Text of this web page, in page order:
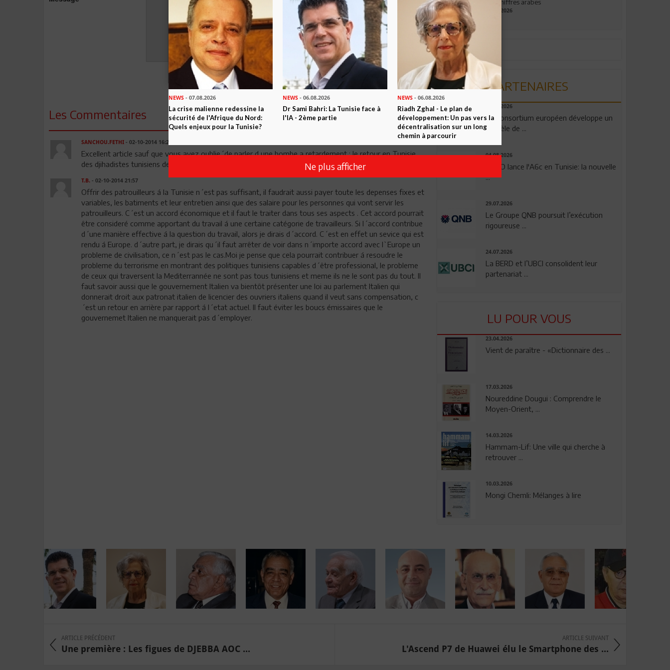
Envoyer
Les Commentaires
SANCHOU.FETHI- 02-10-2014 16:28
Excellent article sauf que vous avez oublie´de parler d une bombe a retardement : le retour en Tunisie
des djihadistes tunisiens de Lybie, de l Irak et de la Syrie.
T.B.- 02-10-2014 21:57
Offrir des patrouilleurs á la Tunisie n´est pas suffisant, il faudrait aussi payer toute les depenses fixes et
variables, les batiments et leur entretien ainsi que des salaire pour les personnes qui vont servir les
patrouilleurs. C´est un accord économique et il faut le traiter dans tous ses aspects . Cet accord pourrait
être consideré comme apportant du travail á une certaine catégorie de travailleurs. Si l´accord contribue
d´une manière effective á la question du travail, alors je dirais d´accord. C´est en effet un sevice qui est
rendu á Europe. d´autre part, je dirais qu´il faut arrêter de voir dans n´importe accord avec l`Europe un
probleme de civilisation, ce n´est pas le cas.Moi je pense que cela pourrait contribuer á resoudre le
probleme du terrorisme en montrant des politiques tunisiens capables d´être professional, le probleme
de ceux qui traversent la Mediterrannée ne sont pas tous tunisiens et meme ils ne le sont pas du tout. Il
faut savoir aussi que le gouvernement Italien va bientôt présenter une loi au parlement Italien qui
donnerait droit aux patronat italien de licencier des ouvriers italiens quand il veut sans compensation, c
´est un retour en arrière par rapport á l´etat actuel. Il faut éviter les boucs émissaires que le
gouvernemet Italien ne manquerait pas d´employer.
aux chiffres arabes
09.07.2026
PARTENAIRES
06.08.2026
Un consortium européen développe un
modèle de ...
04.08.2026
OPPO lance l'A6c en Tunisie: la nouvelle
...
29.07.2026
Le Groupe QNB poursuit l’exécution
rigoureuse ...
24.07.2026
La BERD et l’UBCI consolident leur
partenariat ...
LU POUR VOUS
23.04.2026
Vient de paraître - «Dictionnaire des ...
17.03.2026
Noureddine Dougui : Comprendre le
Moyen-Orient, ...
14.03.2026
Hammam-Lif: Une ville qui cherche à
retrouver ...
10.03.2026
Mongi Chemli: Mélanges à lire
ARTICLE PRÉCÉDENT
Une première : Les figues de DJEBBA AOC ...
ARTICLE SUIVANT
L'Ascend P7 de Huawei élu le Smartphone des ...
NEWS - 07.08.2026
La crise malienne redessine la
sécurité de l'Afrique du Nord:
Quels enjeux pour la Tunisie?
NEWS - 06.08.2026
Dr Sami Bahri: La Tunisie face à
l'IA - 2ème partie
NEWS- 06.08.2026
Riadh Zghal - Le plan de
développement: Un pas vers la
décentralisation sur un long
chemin à parcourir
Ne plus afficher